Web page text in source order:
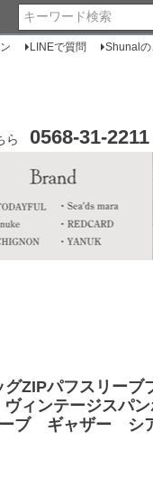
LINEで質問 Shunalの
ら 0568-31-2211
ZIPパフスリーブ
ィンテージスパン
ブ ギャザー シ